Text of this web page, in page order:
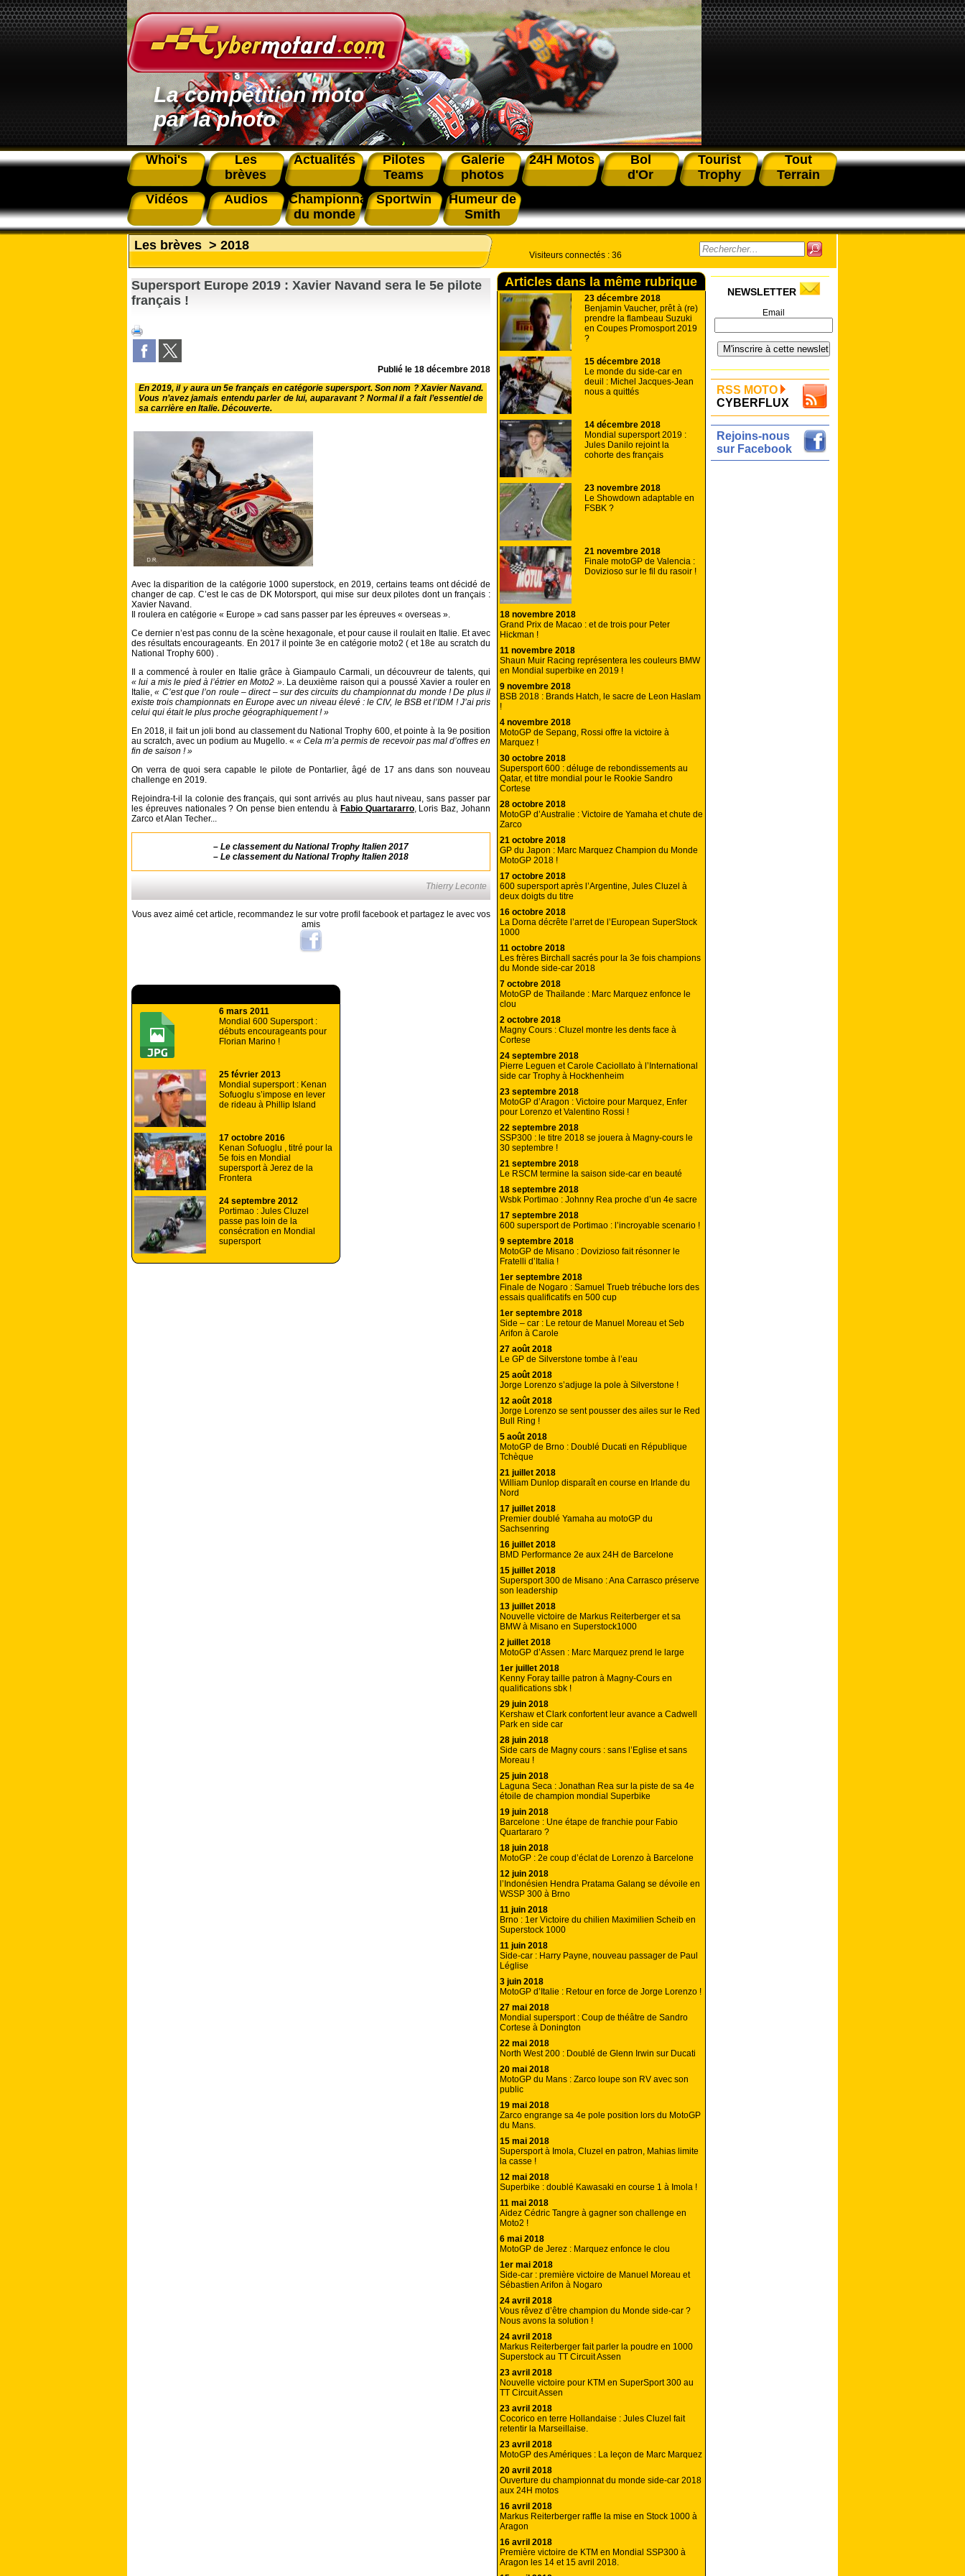
La compétition moto
par la photo
Whoi's
Les
brèves
Actualités
Pilotes
Teams
Galerie
photos
24H Motos
Bol
d'Or
Tourist
Trophy
Tout
Terrain
Vidéos
Audios
Championnat
du monde
Sportwin
Humeur de
Smith
Les brèves > 2018
Supersport Europe 2019 : Xavier Navand sera le 5e pilote
français !
Publié le 18 décembre 2018
En 2019, il y aura un 5e français en catégorie supersport. Son nom ? Xavier Navand.
Vous n’avez jamais entendu parler de lui, auparavant ? Normal il a fait l’essentiel de
sa carrière en Italie. Découverte.
Avec la disparition de la catégorie 1000 superstock, en 2019, certains teams ont décidé de
changer de cap. C’est le cas de DK Motorsport, qui mise sur deux pilotes dont un français :
Xavier Navand.
Il roulera en catégorie « Europe » cad sans passer par les épreuves « overseas ».
Ce dernier n’est pas connu de la scène hexagonale, et pour cause il roulait en Italie. Et avec
des résultats encourageants. En 2017 il pointe 3e en catégorie moto2 ( et 18e au scratch du
National Trophy 600) .
Il a commencé à rouler en Italie grâce à Giampaulo Carmali, un découvreur de talents, qui
« lui a mis le pied à l’étrier en Moto2 ». La deuxième raison qui a poussé Xavier a rouler en
Italie,« C’est que l’on roule – direct – sur des circuits du championnat du monde ! De plus il
existe trois championnats en Europe avec un niveau élevé : le CIV, le BSB et l’IDM ! J’ai pris
celui qui était le plus proche géographiquement ! »
En 2018, il fait un joli bond au classement du National Trophy 600, et pointe à la 9e position
au scratch, avec un podium au Mugello. « « Cela m’a permis de recevoir pas mal d’offres en
fin de saison ! »
On verra de quoi sera capable le pilote de Pontarlier, âgé de 17 ans dans son nouveau
challenge en 2019.
Rejoindra-t-il la colonie des français, qui sont arrivés au plus haut niveau, sans passer par
les épreuves nationales ? On pense bien entendu à Fabio Quartararro, Loris Baz, Johann
Zarco et Alan Techer...
– Le classement du National Trophy Italien 2017
– Le classement du National Trophy Italien 2018
Thierry Leconte
Vous avez aimé cet article, recommandez le sur votre profil facebook et partagez le avec vos
amis
6 mars 2011
Mondial 600 Supersport :
débuts encourageants pour
Florian Marino !
25 février 2013
Mondial supersport : Kenan
Sofuoglu s’impose en lever
de rideau à Phillip Island
17 octobre 2016
Kenan Sofuoglu , titré pour la
5e fois en Mondial
supersport à Jerez de la
Frontera
24 septembre 2012
Portimao : Jules Cluzel
passe pas loin de la
consécration en Mondial
supersport
Visiteurs connectés : 36
Articles dans la même rubrique
23 décembre 2018
Benjamin Vaucher, prêt à (re)
prendre la flambeau Suzuki
en Coupes Promosport 2019
?
15 décembre 2018
Le monde du side-car en
deuil : Michel Jacques-Jean
nous a quittés
14 décembre 2018
Mondial supersport 2019 :
Jules Danilo rejoint la
cohorte des français
23 novembre 2018
Le Showdown adaptable en
FSBK ?
21 novembre 2018
Finale motoGP de Valencia :
Dovizioso sur le fil du rasoir !
18 novembre 2018
Grand Prix de Macao : et de trois pour Peter
Hickman !
11 novembre 2018
Shaun Muir Racing représentera les couleurs BMW
en Mondial superbike en 2019 !
9 novembre 2018
BSB 2018 : Brands Hatch, le sacre de Leon Haslam
!
4 novembre 2018
MotoGP de Sepang, Rossi offre la victoire à
Marquez !
30 octobre 2018
Supersport 600 : déluge de rebondissements au
Qatar, et titre mondial pour le Rookie Sandro
Cortese
28 octobre 2018
MotoGP d’Australie : Victoire de Yamaha et chute de
Zarco
21 octobre 2018
GP du Japon : Marc Marquez Champion du Monde
MotoGP 2018 !
17 octobre 2018
600 supersport après l’Argentine, Jules Cluzel à
deux doigts du titre
16 octobre 2018
La Dorna décrête l’arret de l’European SuperStock
1000
11 octobre 2018
Les frères Birchall sacrés pour la 3e fois champions
du Monde side-car 2018
7 octobre 2018
MotoGP de Thaïlande : Marc Marquez enfonce le
clou
2 octobre 2018
Magny Cours : Cluzel montre les dents face à
Cortese
24 septembre 2018
Pierre Leguen et Carole Caciollato à l’International
side car Trophy à Hockhenheim
23 septembre 2018
MotoGP d’Aragon : Victoire pour Marquez, Enfer
pour Lorenzo et Valentino Rossi !
22 septembre 2018
SSP300 : le titre 2018 se jouera à Magny-cours le
30 septembre !
21 septembre 2018
Le RSCM termine la saison side-car en beauté
18 septembre 2018
Wsbk Portimao : Johnny Rea proche d’un 4e sacre
17 septembre 2018
600 supersport de Portimao : l’incroyable scenario !
9 septembre 2018
MotoGP de Misano : Dovizioso fait résonner le
Fratelli d’Italia !
1er septembre 2018
Finale de Nogaro : Samuel Trueb trébuche lors des
essais qualificatifs en 500 cup
1er septembre 2018
Side – car : Le retour de Manuel Moreau et Seb
Arifon à Carole
27 août 2018
Le GP de Silverstone tombe à l’eau
25 août 2018
Jorge Lorenzo s’adjuge la pole à Silverstone !
12 août 2018
Jorge Lorenzo se sent pousser des ailes sur le Red
Bull Ring !
5 août 2018
MotoGP de Brno : Doublé Ducati en République
Tchèque
21 juillet 2018
William Dunlop disparaît en course en Irlande du
Nord
17 juillet 2018
Premier doublé Yamaha au motoGP du
Sachsenring
16 juillet 2018
BMD Performance 2e aux 24H de Barcelone
15 juillet 2018
Supersport 300 de Misano : Ana Carrasco préserve
son leadership
13 juillet 2018
Nouvelle victoire de Markus Reiterberger et sa
BMW à Misano en Superstock1000
2 juillet 2018
MotoGP d’Assen : Marc Marquez prend le large
1er juillet 2018
Kenny Foray taille patron à Magny-Cours en
qualifications sbk !
29 juin 2018
Kershaw et Clark confortent leur avance a Cadwell
Park en side car
28 juin 2018
Side cars de Magny cours : sans l’Eglise et sans
Moreau !
25 juin 2018
Laguna Seca : Jonathan Rea sur la piste de sa 4e
étoile de champion mondial Superbike
19 juin 2018
Barcelone : Une étape de franchie pour Fabio
Quartararo ?
18 juin 2018
MotoGP : 2e coup d’éclat de Lorenzo à Barcelone
12 juin 2018
l’Indonésien Hendra Pratama Galang se dévoile en
WSSP 300 à Brno
11 juin 2018
Brno : 1er Victoire du chilien Maximilien Scheib en
Superstock 1000
11 juin 2018
Side-car : Harry Payne, nouveau passager de Paul
Léglise
3 juin 2018
MotoGP d’Italie : Retour en force de Jorge Lorenzo !
27 mai 2018
Mondial supersport : Coup de théâtre de Sandro
Cortese à Donington
22 mai 2018
North West 200 : Doublé de Glenn Irwin sur Ducati
20 mai 2018
MotoGP du Mans : Zarco loupe son RV avec son
public
19 mai 2018
Zarco engrange sa 4e pole position lors du MotoGP
du Mans.
15 mai 2018
Supersport à Imola, Cluzel en patron, Mahias limite
la casse !
12 mai 2018
Superbike : doublé Kawasaki en course 1 à Imola !
11 mai 2018
Aidez Cédric Tangre à gagner son challenge en
Moto2 !
6 mai 2018
MotoGP de Jerez : Marquez enfonce le clou
1er mai 2018
Side-car : première victoire de Manuel Moreau et
Sébastien Arifon à Nogaro
24 avril 2018
Vous rêvez d’être champion du Monde side-car ?
Nous avons la solution !
24 avril 2018
Markus Reiterberger fait parler la poudre en 1000
Superstock au TT Circuit Assen
23 avril 2018
Nouvelle victoire pour KTM en SuperSport 300 au
TT Circuit Assen
23 avril 2018
Cocorico en terre Hollandaise : Jules Cluzel fait
retentir la Marseillaise.
23 avril 2018
MotoGP des Amériques : La leçon de Marc Marquez
20 avril 2018
Ouverture du championnat du monde side-car 2018
aux 24H motos
16 avril 2018
Markus Reiterberger raffle la mise en Stock 1000 à
Aragon
16 avril 2018
Première victoire de KTM en Mondial SSP300 à
Aragon les 14 et 15 avril 2018.
NEWSLETTER
Email
RSS MOTO
CYBERFLUX
Rejoins-nous
sur Facebook